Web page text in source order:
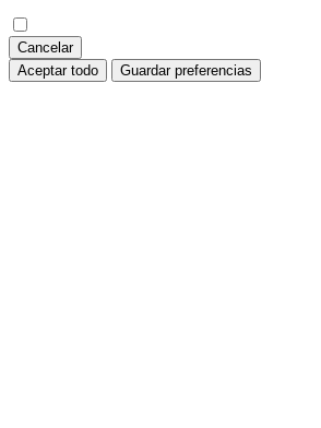
Cancelar
Aceptar todo
Guardar preferencias